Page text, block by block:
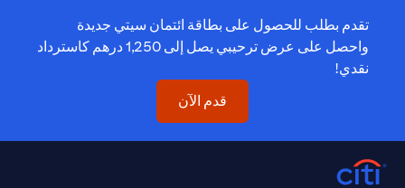
تقدم بطلب للحصول على بطاقة ائتمان سيتي جديدة
واحصل على عرض ترحيبي يصل إلى 1,250 درهم كاسترداد
نقدي!
قدم الآن